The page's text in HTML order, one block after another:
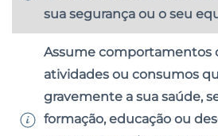
sua segurança ou o seu
Assume comportamentos
atividades ou consumos
gravemente a sua saúde,
formação, educação ou